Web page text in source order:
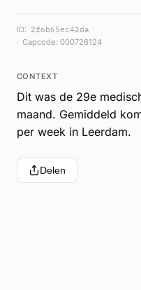
ID: 2f6b65ec42da
Capcode: 000726124
CONTEXT
Dit was de 29e
maand. Gemiddeld
per week in Leerdam.
Delen